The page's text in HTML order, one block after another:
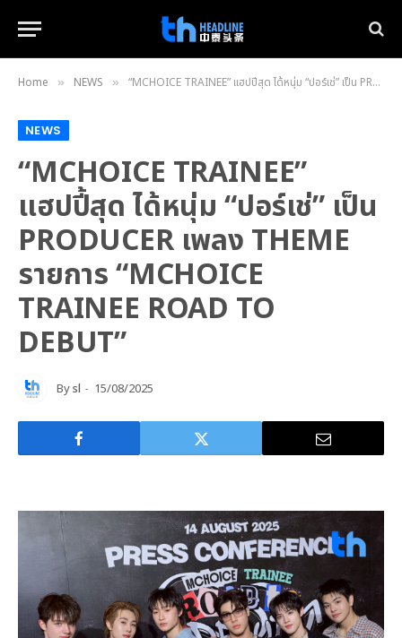
Home » NEWS » “MCHOICE TRAINEE” แฮปปี้สุด ได้หนุ่ม “ปอร์เช่” เป็น PRODUCER เพลง THEME รายการ “MCHOICE TRAINEE ROAD TO DEBUT”
NEWS
“MCHOICE TRAINEE”
แฮปปี้สุด ได้หนุ่ม “ปอร์เช่” เป็น
PRODUCER เพลง THEME
รายการ “MCHOICE
TRAINEE ROAD TO
DEBUT”
Bysl 15/08/2025